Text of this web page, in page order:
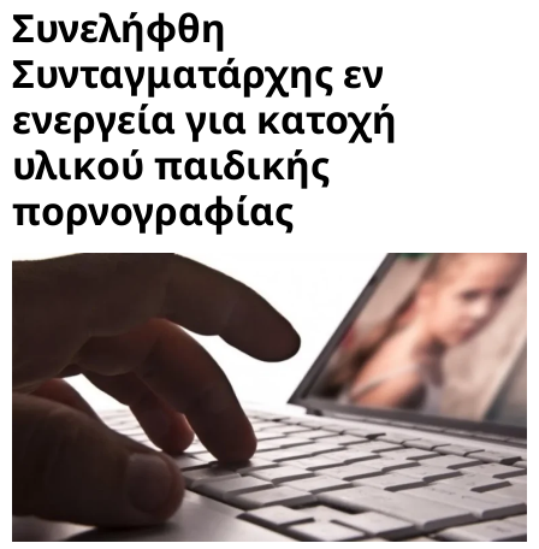
Συνελήφθη
Συνταγματάρχης εν
ενεργεία για κατοχή
υλικού παιδικής
πορνογραφίας